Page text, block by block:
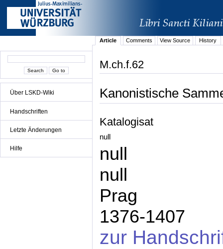
Über LSKD-Wiki
Handschriften
Letzte Änderungen
Hilfe
Article Comments View Source History
M.ch.f.62
Kanonistische
Katalogisat
null
null
null
Prag
1376-1407
zur